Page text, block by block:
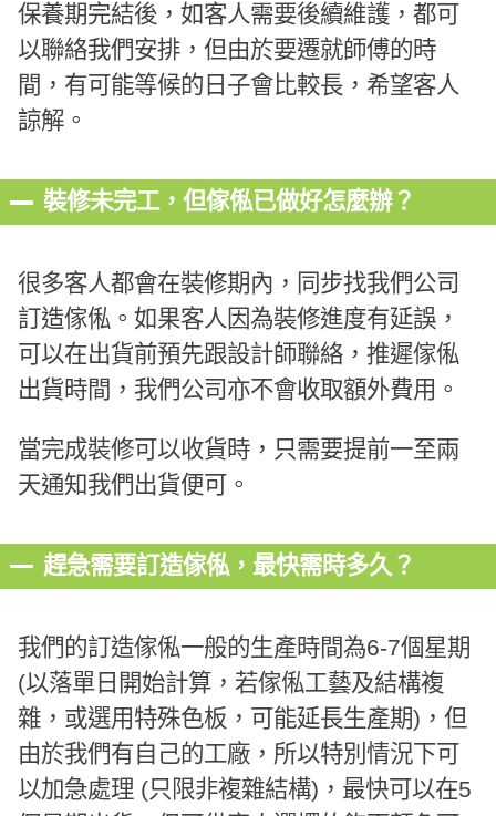
保養期完結後，如客人需要後續維護，都可
以聯絡我們安排，但由於要遷就師傅的時
間，有可能等候的日子會比較長，希望客人
諒解。
裝修未完工，但傢俬已做好怎麼辦？
很多客人都會在裝修期內，同步找我們公司
訂造傢俬。如果客人因為裝修進度有延誤，
可以在出貨前預先跟設計師聯絡，推遲傢俬
出貨時間，我們公司亦不會收取額外費用。
當完成裝修可以收貨時，只需要提前一至兩
天通知我們出貨便可。
趕急需要訂造傢俬，最快需時多久？
我們的訂造傢俬一般的生產時間為6-7個星期
(以落單日開始計算，若傢俬工藝及結構複
雜，或選用特殊色板，可能延長生產期)，但
由於我們有自己的工廠，所以特別情況下可
以加急處理 (只限非複雜結構)，最快可以在5